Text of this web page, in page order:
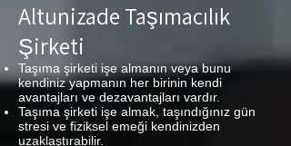
Altunizade Taşımacılık
Şirketi
Taşıma şirketi işe almanın veya bunu
kendiniz yapmanın her birinin kendi
avantajları ve dezavantajları vardır.
Taşıma şirketi işe almak, taşındığınız gün
stresi ve fiziksel emeği kendinizden
uzaklaştırabilir.